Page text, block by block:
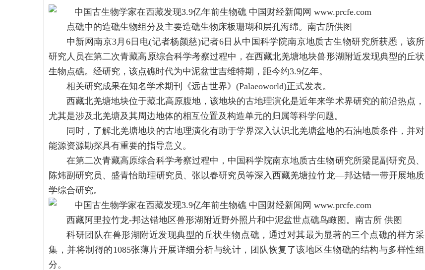
点礁中的造礁生物组分及主要造礁生物床板珊瑚和层孔海绵。南古所供图
中新网南京3月6日电(记者杨颜慈)记者6日从中国科学院南京地质古生物研究所获悉，该所
研究人员在第二次青藏高原综合科学考察过程中，在西藏北羌塘地块兽形湖附近发现典型的丘状
生物点礁。经研究，该点礁时代为中泥盆世吉维特期，距今约3.9亿年。
相关研究成果在知名学术期刊《远古世界》(Palaeoworld)正式发表。
西藏北羌塘地块位于藏北高原腹地，该地块的古地理演化是近年来学术界研究的前沿热点，
尤其是涉及北羌塘及其周边地体的相互位置及构造单元的归属等科学问题。
同时，了解北羌塘地块的古地理演化有助于学界深入认识北羌塘盆地的石油地质条件，并对
能源资源勘探具有重要的指导意义。
在第二次青藏高原综合科学考察过程中，中国科学院南京地质古生物研究所梁昆副研究员、
陈炜副研究员、盛青怡助理研究员、张以春研究员等深入西藏羌塘拉竹龙—邦达错一带开展地质
学综合研究。
西藏阿里拉竹龙-邦达错地区兽形湖附近野外照片和中泥盆世点礁鸟瞰图。南古所 供图
科研团队在兽形湖附近发现典型的丘状生物点礁，通过对其最为显著的三个点礁的样方采
集，并将制得的1085张薄片开展详细分析与统计，团队恢复了该地区生物礁的结构与多样性组
分。